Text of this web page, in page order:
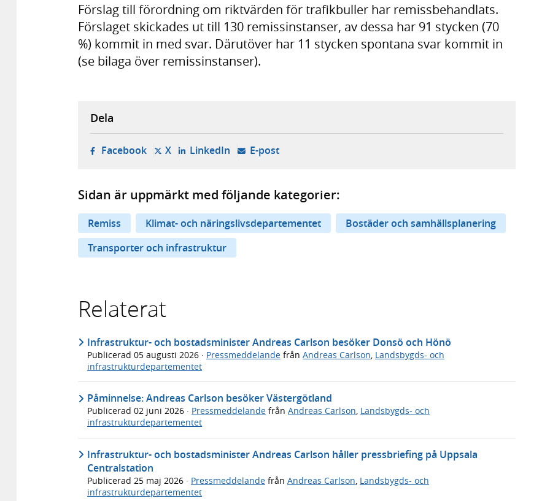
Förslag till förordning om riktvärden för trafikbuller har remissbehandlats.
Förslaget skickades ut till 130 remissinstanser, av dessa har 91 stycken (70
%) kommit in med svar. Därutöver har 11 stycken spontana svar kommit in
(se bilaga över remissinstanser).
Dela
Facebook- öppnas i ny flik, extern webbplats,
X- öppnas i ny flik, extern webbplats,
LinkedIn- öppnas i ny flik, extern webbplats,
E-post- öppnar din e-postklient,
Sidan är uppmärkt med följande kategorier:
Remiss Klimat- och näringslivsdepartementet
Bostäder och samhällsplanering
Transporter och infrastruktur
Relaterat
Infrastruktur- och bostadsminister Andreas Carlson besöker Donsö och Hönö
Publicerad 05 augusti 2026 · Pressmeddelande från Andreas Carlson Landsbygds- och
infrastrukturdepartementet
Påminnelse: Andreas Carlson besöker Västergötland
Publicerad 02 juni 2026 · Pressmeddelande från Andreas Carlson, Landsbygds- och
infrastrukturdepartementet
Infrastruktur- och bostadsminister Andreas Carlson håller pressbriefing på Uppsala
Centralstation
Publicerad 25 maj 2026 · Pressmeddelande från Andreas Carlson, Landsbygds- och
infrastrukturdepartementet